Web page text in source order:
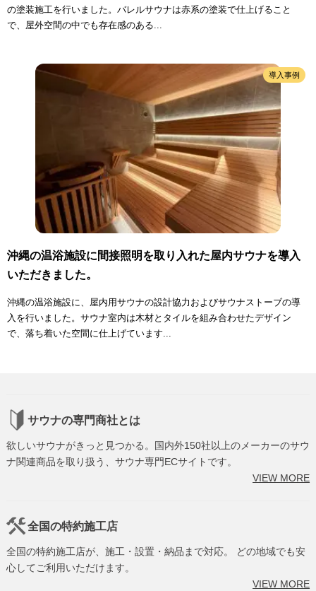
の塗装施工を行いました。バレルサウナは赤系の塗装で仕上げること
で、屋外空間の中でも存在感のある...
導入事例
沖縄の温浴施設に間接照明を取り入れた屋内サウナを導入
いただきました。
沖縄の温浴施設に、屋内用サウナの設計協力およびサウナストーブの導
入を行いました。サウナ室内は木材とタイルを組み合わせたデザイン
で、落ち着いた空間に仕上げています...
サウナの専門商社とは
欲しいサウナがきっと見つかる。国内外150社以上のメーカーのサウ
ナ関連商品を取り扱う、サウナ専門ECサイトです。
VIEW MORE
全国の特約施工店
全国の特約施工店が、施工・設置・納品まで対応。 どの地域でも安
心してご利用いただけます。
VIEW MORE